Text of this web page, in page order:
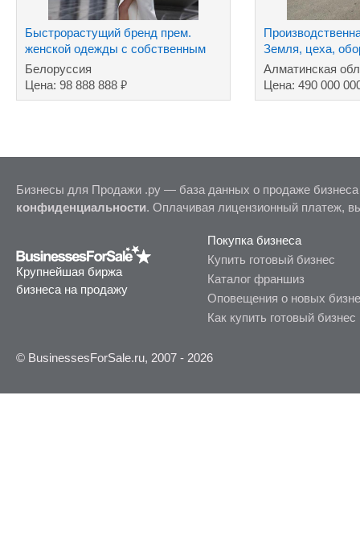
Быстрорастущий бренд прем.
женской одежды с собственным
производством
Белоруссия
Цена: 98 888 888 ₽
Земля, цеха,
Промпарк.
Алматинская
Цена: 490 000
Бизнесы для Продажи .ру — база данных о продаже
конфиденциальности. Оплачивая лицензионный платеж,
Крупнейшая биржа
бизнеса на продажу
Покупка бизнеса
Купить готовый бизнес
Каталог франшиз
Оповещения о новых
Как купить готовый бизнес
© BusinessesForSale.ru, 2007 - 2026